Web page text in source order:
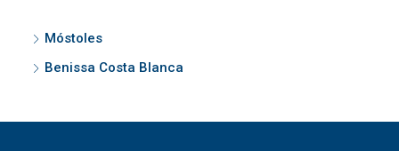
Móstoles
Benissa Costa Blanca